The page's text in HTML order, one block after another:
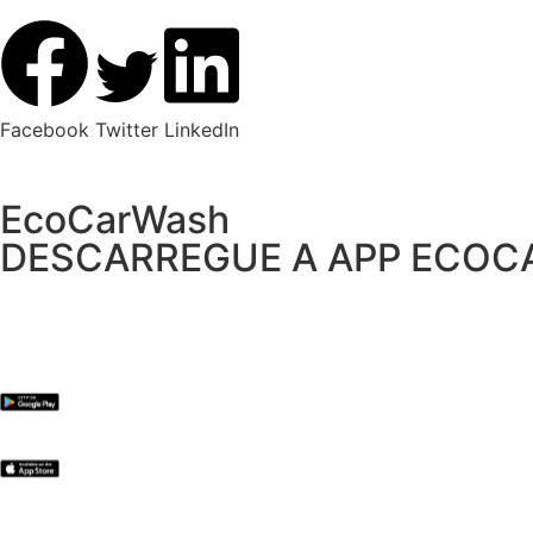
Facebook Twitter LinkedIn
EcoCarWash
DESCARREGUE A APP